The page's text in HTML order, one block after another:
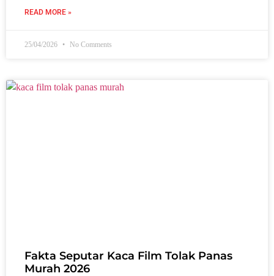
READ MORE »
25/04/2026 No Comments
Fakta Seputar Kaca Film Tolak Panas
Murah 2026